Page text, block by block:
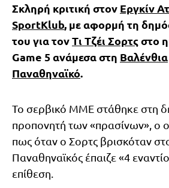
Σκληρή κριτική στον Εργκίν
SportKlub, με αφορμή τη
του για τονΤι Τζέι Σορτςστο
Game 5 ανάμεσα στη Βαλένθια
Παναθηναϊκό.
Το σερβικό ΜΜΕ στάθηκε στη
προπονητή των «πρασίνων», ο
πως όταν ο Σορτς βρισκόταν
Παναθηναϊκός έπαιζε «4
επίθεση.